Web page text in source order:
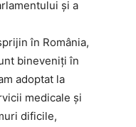
și a
în România,
bineveniți în
adoptat la
medicale și
dificile,